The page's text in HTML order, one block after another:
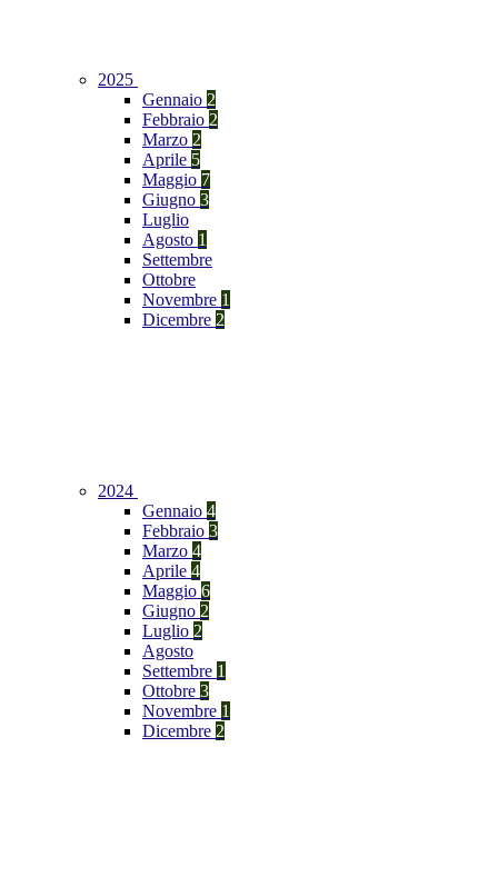
2025
Gennaio 2
Febbraio 2
Marzo 2
Aprile 5
Maggio 7
Giugno 3
Luglio
Agosto 1
Settembre
Ottobre
Novembre 1
Dicembre 2
2024
Gennaio 4
Febbraio 3
Marzo 4
Aprile 4
Maggio 6
Giugno 2
Luglio 2
Agosto
Settembre 1
Ottobre 3
Novembre 1
Dicembre 2